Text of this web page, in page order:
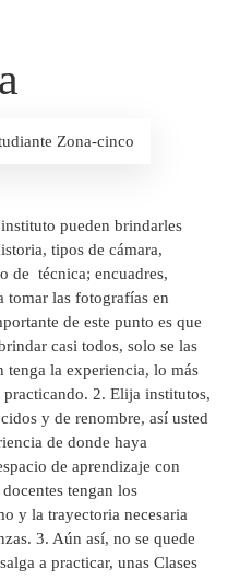
Zona-cinco
pueden brindarles
tipos de cámara,
de técnica; encuadres,
tomar las fotografías en
de este punto es que
casi todos, solo se las
tenga la experiencia, lo más
2. Elija institutos,
y de renombre, así usted
de donde haya
de aprendizaje con
tengan los
y la trayectoria necesaria
3. Aún así, no se quede
a practicar, unas Clases